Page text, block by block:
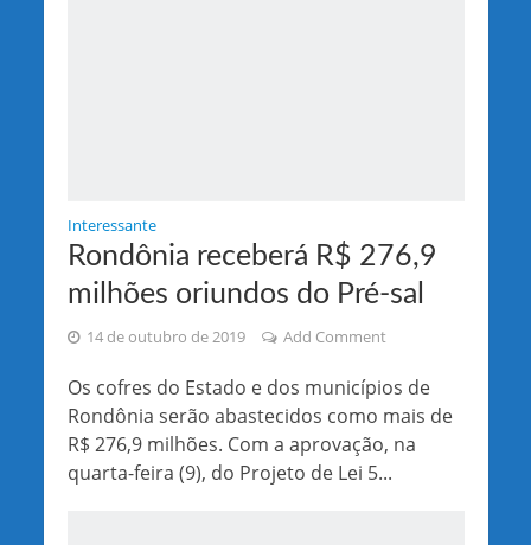
Interessante
Rondônia receberá R$ 276,9
milhões oriundos do Pré-sal
14 de outubro de 2019 Add Comment
Os cofres do Estado e dos municípios de
Rondônia serão abastecidos como mais de
R$ 276,9 milhões. Com a aprovação, na
quarta-feira (9), do Projeto de Lei 5...